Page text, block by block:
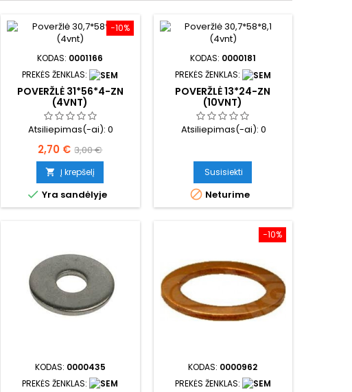
−10%
KODAS: 0001166
PREKĖS ŽENKLAS:
POVERŽLĖ 31*56*4-ZN
(4VNT)
Atsiliepimas(-ai):0
Kaina
2,70 € Bazinė
kaina
3,00 €
 Į krepšelį
 Yra sandėlyje
KODAS: 0000181
PREKĖS ŽENKLAS:
POVERŽLĖ 13*24-ZN
(10VNT)
Atsiliepimas(-ai): 0
Susisiekti
 Neturime
KODAS: 0000435
PREKĖS ŽENKLAS:
−10%
KODAS: 0000962
PREKĖS ŽENKLAS: